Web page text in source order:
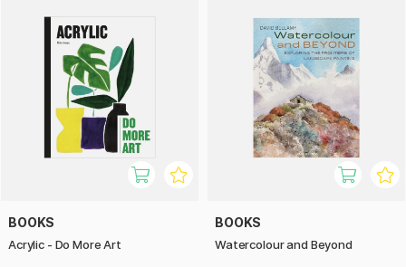
BOOKS
Acrylic - Do More Art
BOOKS
Watercolour and Beyond